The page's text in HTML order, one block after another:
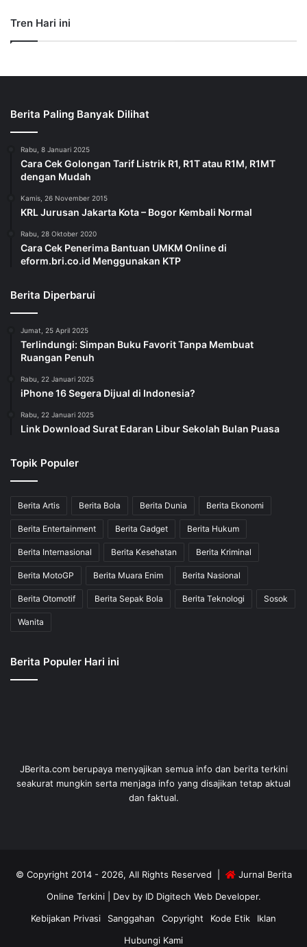
Tren Hari ini
Berita Paling Banyak Dilihat
Rabu, 8 Januari 2025
Cara Cek Golongan Tarif Listrik R1, R1T atau R1M, R1MT
dengan Mudah
Kamis, 26 November 2015
KRL Jurusan Jakarta Kota – Bogor Kembali Normal
Rabu, 28 Oktober 2020
Cara Cek Penerima Bantuan UMKM Online di
eform.bri.co.id Menggunakan KTP
Berita Diperbarui
Jumat, 25 April 2025
Terlindungi: Simpan Buku Favorit Tanpa Membuat
Ruangan Penuh
Rabu, 22 Januari 2025
iPhone 16 Segera Dijual di Indonesia?
Rabu, 22 Januari 2025
Link Download Surat Edaran Libur Sekolah Bulan Puasa
Topik Populer
Berita Artis Berita Bola Berita Dunia Berita Ekonomi
Berita Entertainment Berita Gadget Berita Hukum
Berita Internasional Berita Kesehatan Berita Kriminal
Berita MotoGP Berita Muara Enim Berita Nasional
Berita Otomotif Berita Sepak Bola Berita Teknologi Sosok
Wanita
Berita Populer Hari ini
JBerita.com berupaya menyajikan semua info dan berita terkini
seakurat mungkin serta menjaga info yang disajikan tetap aktual
dan faktual.
© Copyright 2014 - 2026, All Rights Reserved |
Jurnal Berita
Online Terkini| Dev by ID Digitech Web Developer.
Kebijakan Privasi
Sanggahan Copyright Kode Etik
Iklan
Hubungi Kami